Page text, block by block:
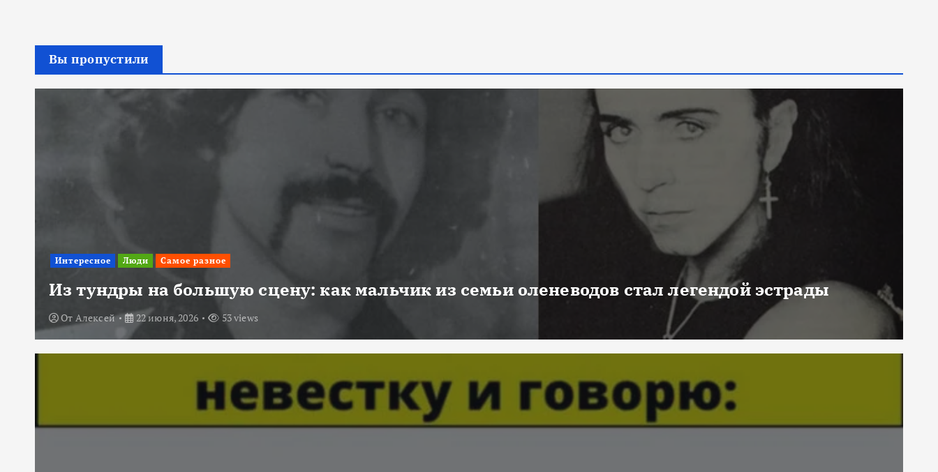
Вы пропустили
Интересное Люди Самое разное
Из тундры на большую сцену: как мальчик из семьи оленеводов стал легендой эстрады
От Алексей 22 июня, 2026 53 views